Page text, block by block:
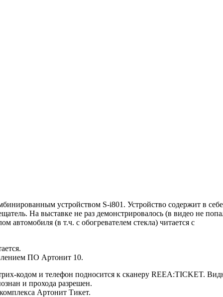
устройством S-i801. Устройство содержит в
На выставке не раз демонстрировалось (в видео не
автомобиля (в т.ч. с обогревателем стекла) читается с
ПО Артонит 10.
кодом и телефон подносится к сканеру REEA:TICKET.
и прохода разрешен.
Артонит Тикет.